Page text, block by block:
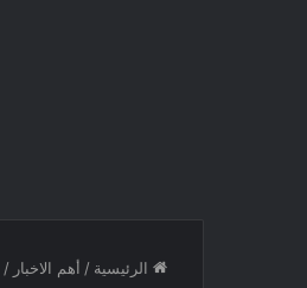
الرئيسية / أهم الاخبار /